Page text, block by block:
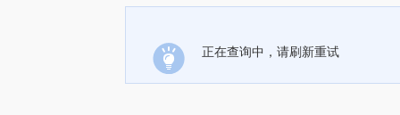
正在查询中，请刷新重试